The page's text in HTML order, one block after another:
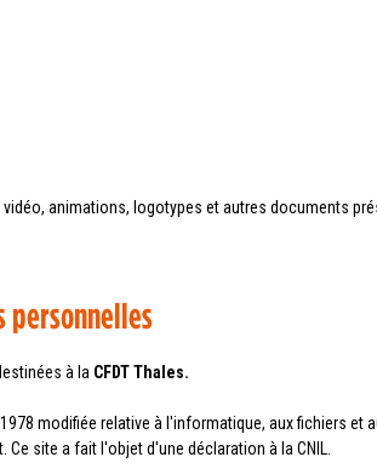
animations, logotypes et autres documents
personnelles
à la CFDTThales.
modifiée relative à l'informatique, aux fichiers
site a fait l'objet d'une déclaration à la CNIL.